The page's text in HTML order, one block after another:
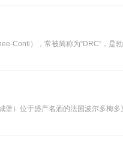
Conti），常被简称为“DRC”，是
堡）位于盛产名酒的法国波尔多梅